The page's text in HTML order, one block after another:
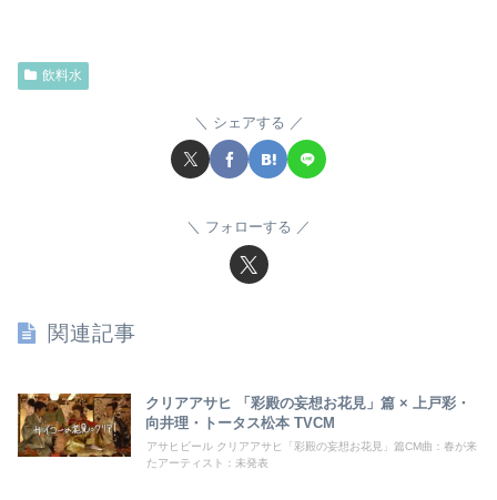
飲料水
シェアする
フォローする
関連記事
クリアアサヒ 「彩殿の妄想お花見」篇 × 上戸彩・
向井理・トータス松本 TVCM
アサヒビール クリアアサヒ「彩殿の妄想お花見」篇CM曲：春が来
たアーティスト：未発表